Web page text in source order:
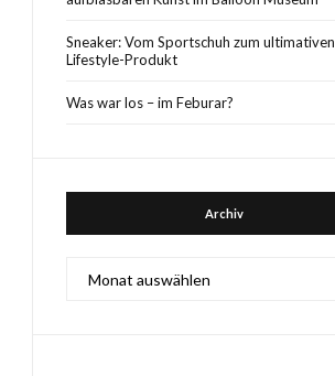
Sneaker: Vom Sportschuh zum ultimativen
Lifestyle-Produkt
Was war los – im Feburar?
Archiv